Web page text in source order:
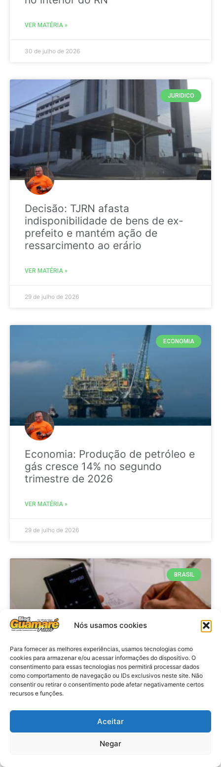
Nós usamos cookies
Para fornecer as melhores experiências, usamos tecnologias como
cookies para armazenar e/ou acessar informações do dispositivo. O
consentimento para essas tecnologias nos permitirá processar dados
como comportamento de navegação ou IDs exclusivos neste site. Não
consentir ou retirar o consentimento pode afetar negativamente certos
recursos e funções.
Aceitar
Negar
VER MATÉRIA »
30 de julho de 2026
JURIDICO
Decisão: TJRN afasta
indisponibilidade de bens de ex-
prefeito e mantém ação de
ressarcimento ao erário
VER MATÉRIA »
29 de julho de 2026
ECONOMIA
Economia: Produção de petróleo e
gás cresce 14% no segundo
trimestre de 2026
VER MATÉRIA »
29 de julho de 2026
BRASIL
Economia: Prazo de adesão ao
Programa Desenrola 2.0 é
prorrogado